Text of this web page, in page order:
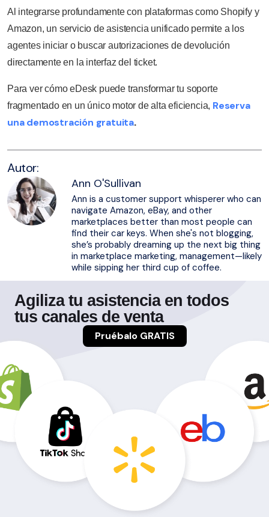
Al integrarse profundamente con plataformas como Shopify y
Amazon, un servicio de asistencia unificado permite a los
agentes iniciar o buscar autorizaciones de devolución
directamente en la interfaz del ticket.
Para ver cómo eDesk puede transformar tu soporte
fragmentado en un único motor de alta eficiencia, Reserva
una demostración gratuita.
Autor:
Ann O'Sullivan
Ann is a customer support whisperer who can
navigate Amazon, eBay, and other
marketplaces better than most people can
find their car keys. When she's not blogging,
she’s probably dreaming up the next big thing
in marketplace marketing, management—likely
while sipping her third cup of coffee.
Agiliza tu asistencia en todos
tus canales de venta
Pruébalo GRATIS